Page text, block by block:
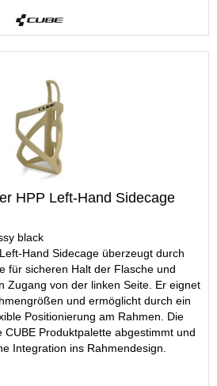
HPP Left-Hand Sidecage
black
Hand Sidecage überzeugt durch
für sicheren Halt der Flasche und
Zugang von der linken Seite. Er eignet
und ermöglicht durch ein
Positionierung am Rahmen. Die
Produktpalette abgestimmt und
Integration ins Rahmendesign.